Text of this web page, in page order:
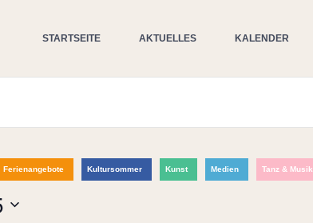
STARTSEITE AKTUELLES KALENDER
Ferienangebote Kultursommer Kunst Medien Tanz & Musik